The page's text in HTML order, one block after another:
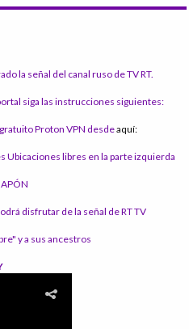
la señal del canal ruso de TV RT.
siga las instrucciones siguientes:
Proton VPN desdeaquí:
Ubicaciones libres en la parte izquierda
disfrutar de la señal de RT TV
y a sus ancestros